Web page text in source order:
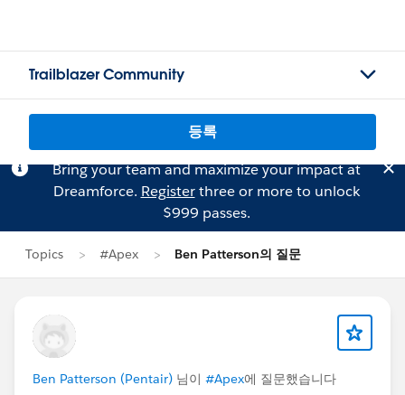
Trailblazer Community
등록
Bring your team and maximize your impact at
Dreamforce. Registerthree or more to unlock
$999 passes.
Topics #Apex Ben Patterson의 질문
Ben Patterson (Pentair) 님이 #Apex에 질문했습니다